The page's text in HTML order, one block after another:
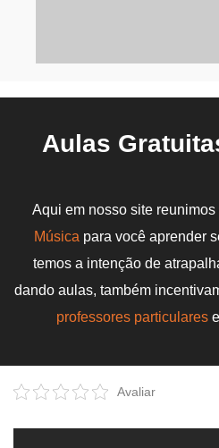
Aulas
Aqui em nosso site
Música para você aprender
temos a intenção de
dando aulas, também
professores particularese
Avaliar